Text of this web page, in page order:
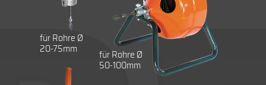
für Rohre Ø
20-75mm
für Rohre Ø
50-100mm